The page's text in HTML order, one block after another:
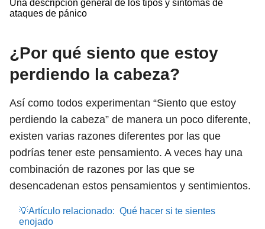
Una descripción general de los tipos y síntomas de
ataques de pánico
¿Por qué siento que estoy
perdiendo la cabeza?
Así como todos experimentan “Siento que estoy
perdiendo la cabeza” de manera un poco diferente,
existen varias razones diferentes por las que
podrías tener este pensamiento. A veces hay una
combinación de razones por las que se
desencadenan estos pensamientos y sentimientos.
💡Artículo relacionado: Qué hacer si te sientes
enojado